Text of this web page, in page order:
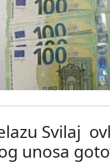
Svilaj
unosa